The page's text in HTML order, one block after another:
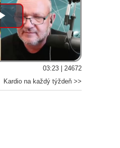
Play
Video
03:23 | 24672
Kardio na každý týždeň >>